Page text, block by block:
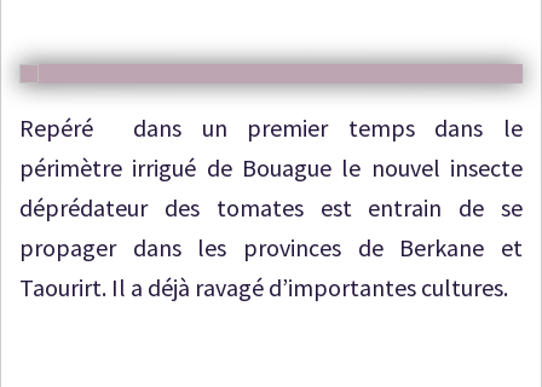
Repéré dans un premier temps dans le
périmètre irrigué de Bouague le nouvel insecte
déprédateur des tomates est entrain de se
propager dans les provinces de Berkane et
Taourirt. Il a déjà ravagé d’importantes cultures.